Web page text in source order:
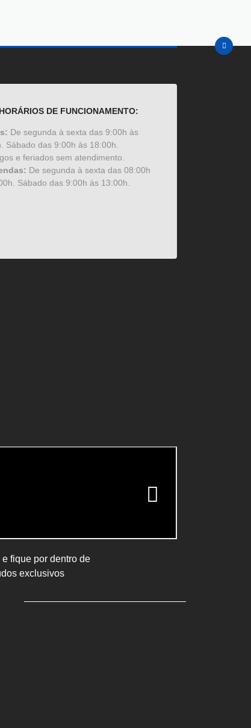
HORÁRIOS DE FUNCIONAMENTO:
De segunda à sexta das 9:00h às
Sábado das 9:00h às 18:00h.
e feriados sem atendimento.
De segunda à sexta das 08:00h
Sábado das 9:00h às 13:00h.
fique por dentro de
exclusivos